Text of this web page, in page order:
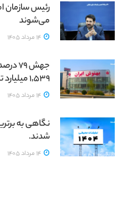
رئیس سازمان
می‌شوند
جهش
۱٬۵۳۹ میلیارد تومانی در تیر ۱۴۰۵
شدند.